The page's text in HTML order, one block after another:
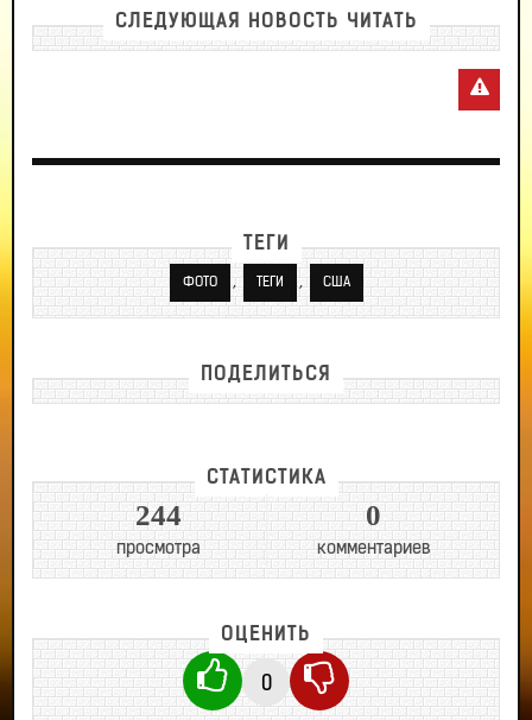
СЛЕДУЮЩАЯ НОВОСТЬ ЧИТАТЬ
ТЕГИ
ФОТО , ТЕГИ , США
ПОДЕЛИТЬСЯ
СТАТИСТИКА
244
просмотра
0
комментариев
ОЦЕНИТЬ
0